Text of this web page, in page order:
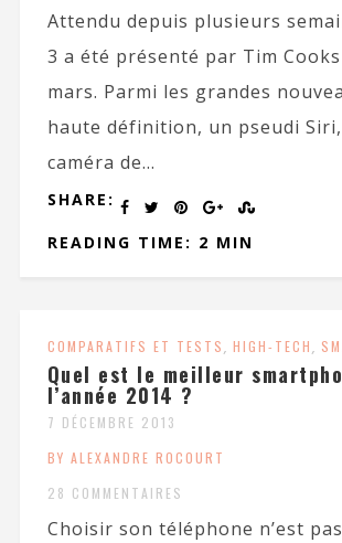
Attendu depuis plusieurs
3 a été présenté par Tim
mars. Parmi les grandes
haute définition, un pseudi
caméra de...
SHARE:
READING TIME: 2 MIN
COMPARATIFS ET TESTS, HIGH-TECH,
Quel est le meilleur
l’année 2014 ?
7 DÉCEMBRE 2013
BY ALEXANDRE ROCOURT
28 COMMENTAIRES
Choisir son téléphone n’est